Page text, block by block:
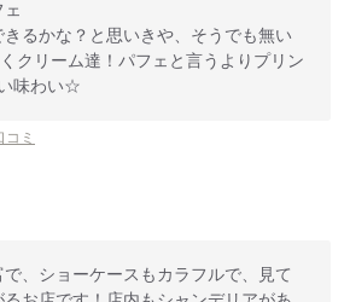
るかな？と思いきや、そうでも無い
クリーム達！パフェと言うよりプリン
味わい☆
ミ
、ショーケースもカラフルで、見て